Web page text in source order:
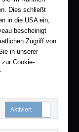
Dies schließt
in die USA ein,
bescheinigt
Zugriff von
in unserer
zur Cookie-